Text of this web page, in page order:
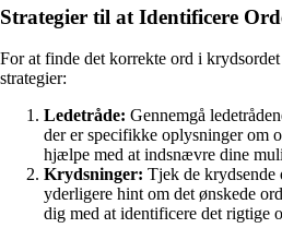
Strategier til at Identificere
For at finde det korrekte ord i
strategier:
Ledetråde: Gennemgå
der er specifikke oplysninger om
hjælpe med at indsnævre dine
Krydsninger: Tjek de krydsende
yderligere hint om det ønskede
dig med at identificere det rigtige